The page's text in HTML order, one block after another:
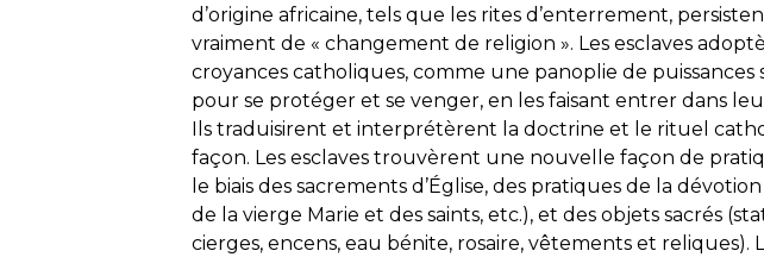
d’origine africaine, tels que les rites d’enterrement,
vraiment de « changement de religion ». Les esclaves
croyances catholiques, comme une panoplie de
pour se protéger et se venger, en les faisant entrer dans
Ils traduisirent et interprétèrent la doctrine et le rituel
façon. Les esclaves trouvèrent une nouvelle façon de
le biais des sacrements d’Église, des pratiques de la
de la vierge Marie et des saints, etc.), et des objets sacrés
cierges, encens, eau bénite, rosaire, vêtements et reliques).